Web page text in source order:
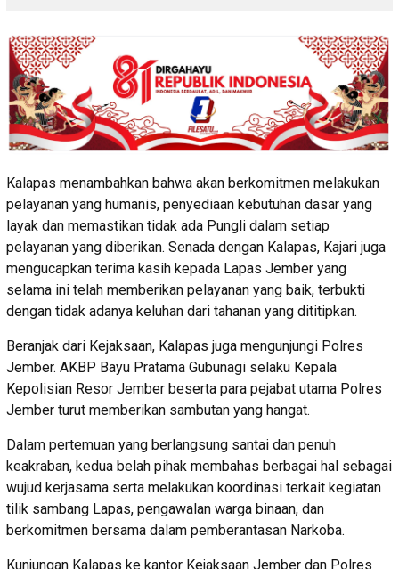
Kalapas menambahkan bahwa akan berkomitmen melakukan
pelayanan yang humanis, penyediaan kebutuhan dasar yang
layak dan memastikan tidak ada Pungli dalam setiap
pelayanan yang diberikan. Senada dengan Kalapas, Kajari juga
mengucapkan terima kasih kepada Lapas Jember yang
selama ini telah memberikan pelayanan yang baik, terbukti
dengan tidak adanya keluhan dari tahanan yang dititipkan.
Beranjak dari Kejaksaan, Kalapas juga mengunjungi Polres
Jember. AKBP Bayu Pratama Gubunagi selaku Kepala
Kepolisian Resor Jember beserta para pejabat utama Polres
Jember turut memberikan sambutan yang hangat.
Dalam pertemuan yang berlangsung santai dan penuh
keakraban, kedua belah pihak membahas berbagai hal sebagai
wujud kerjasama serta melakukan koordinasi terkait kegiatan
tilik sambang Lapas, pengawalan warga binaan, dan
berkomitmen bersama dalam pemberantasan Narkoba.
Kunjungan Kalapas ke kantor Kejaksaan Jember dan Polres